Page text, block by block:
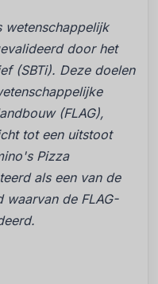
door het
(SBTi). Deze doelen
(FLAG),
tot een uitstoot
Pizza
als een van de
waarvan de FLAG-